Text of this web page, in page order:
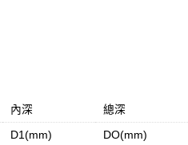
內深
總深
D1(mm)
DO(mm)